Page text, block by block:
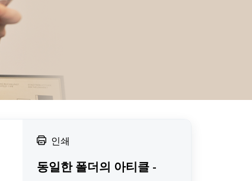
인쇄
동일한 폴더의 아티클 -